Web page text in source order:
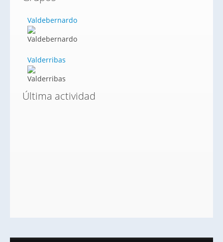
Valdebernardo
Valderribas
Última actividad